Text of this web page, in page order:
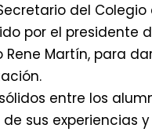
del Colegio
por el presidente
Rene Martín, para
entre los
sus experiencias